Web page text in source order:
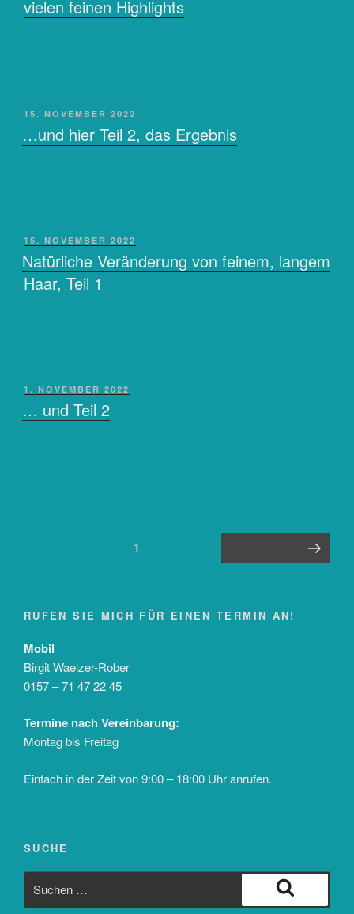
vielen feinen Highlights
VERÖFFENTLICHT
15. NOVEMBER 2022
…und hier Teil 2, das Ergebnis
VERÖFFENTLICHT
AM
15. NOVEMBER 2022
Natürliche Veränderung von feinem, langem
Haar, Teil 1
VERÖFFENTLICHT
1. NOVEMBER 2022
… und Teil 2
Seitennummerierung
1 Nächste Seite
RUFEN SIE MICH FÜR EINEN TERMIN AN!
Mobil
Birgit Waelzer-Rober
0157 – 71 47 22 45
Termine nach Vereinbarung:
Montag bis Freitag
Einfach in der Zeit von 9:00 – 18:00 Uhr anrufen.
SUCHE
nach:
Suchen